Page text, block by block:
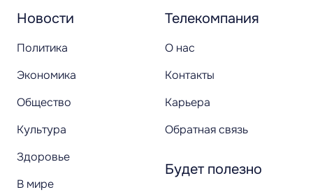
Новости
Политика
Экономика
Общество
Культура
Здоровье
В мире
Телекомпания
О нас
Контакты
Карьера
Обратная связь
Будет полезно